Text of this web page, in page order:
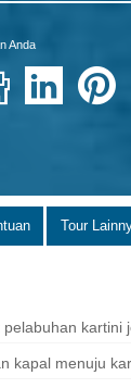
Anda
Tour
kartini
kapal menuju